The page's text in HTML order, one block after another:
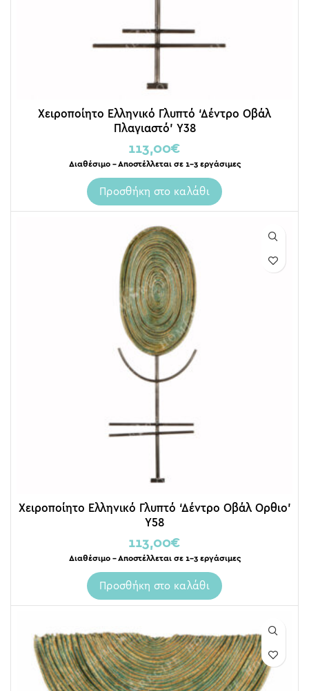
Χειροποίητο Ελληνικό Γλυπτό ‘Δέντρο Οβάλ
Πλαγιαστό’ Y38
113,00€
Διαθέσιμο – Αποστέλλεται σε 1-3 εργάσιμες
Προσθήκη στο καλάθι
Χειροποίητο Ελληνικό Γλυπτό ‘Δέντρο Οβάλ Ορθιο’
Y58
113,00€
Διαθέσιμο – Αποστέλλεται σε 1-3 εργάσιμες
Προσθήκη στο καλάθι